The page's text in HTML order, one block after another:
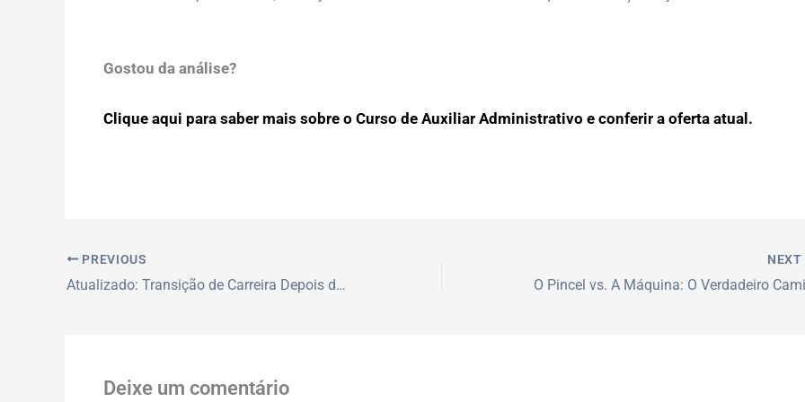
Gostou da análise?
Clique aqui para saber mais sobre o Curso de Auxiliar Administrativo e conferir a oferta atual.
PREVIOUS
Atualizado: Transição de Carreira Depois dos 30: Desmistificando o Caminho para um Novo Propósito Profissional
NEXT
Deixe um comentário